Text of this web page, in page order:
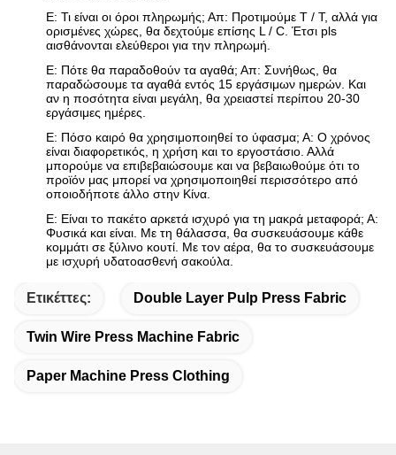
Ε: Τι είναι οι όροι πληρωμής; Απ: Προτιμούμε T / T, αλλά για
ορισμένες χώρες, θα δεχτούμε επίσης L / C. Έτσι pls
αισθάνονται ελεύθεροι για την πληρωμή.
Ε: Πότε θα παραδοθούν τα αγαθά; Απ: Συνήθως, θα
παραδώσουμε τα αγαθά εντός 15 εργάσιμων ημερών. Και
αν η ποσότητα είναι μεγάλη, θα χρειαστεί περίπου 20-30
εργάσιμες ημέρες.
Ε: Πόσο καιρό θα χρησιμοποιηθεί το ύφασμα; Α: Ο χρόνος
είναι διαφορετικός, η χρήση και το εργοστάσιο. Αλλά
μπορούμε να επιβεβαιώσουμε και να βεβαιωθούμε ότι το
προϊόν μας μπορεί να χρησιμοποιηθεί περισσότερο από
οποιοδήποτε άλλο στην Κίνα.
Ε: Είναι το πακέτο αρκετά ισχυρό για τη μακρά μεταφορά; Α:
Φυσικά και είναι. Με τη θάλασσα, θα συσκευάσουμε κάθε
κομμάτι σε ξύλινο κουτί. Με τον αέρα, θα το συσκευάσουμε
με ισχυρή υδατοασθενή σακούλα.
Ετικέττες: Double Layer Pulp Press Fabric
Twin Wire Press Machine Fabric
Paper Machine Press Clothing